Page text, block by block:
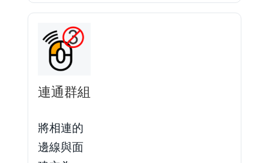
連通群組
將相連的
邊線與面